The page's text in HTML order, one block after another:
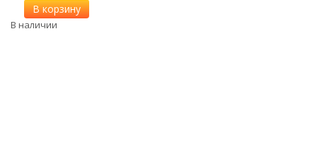
В корзину
В наличии